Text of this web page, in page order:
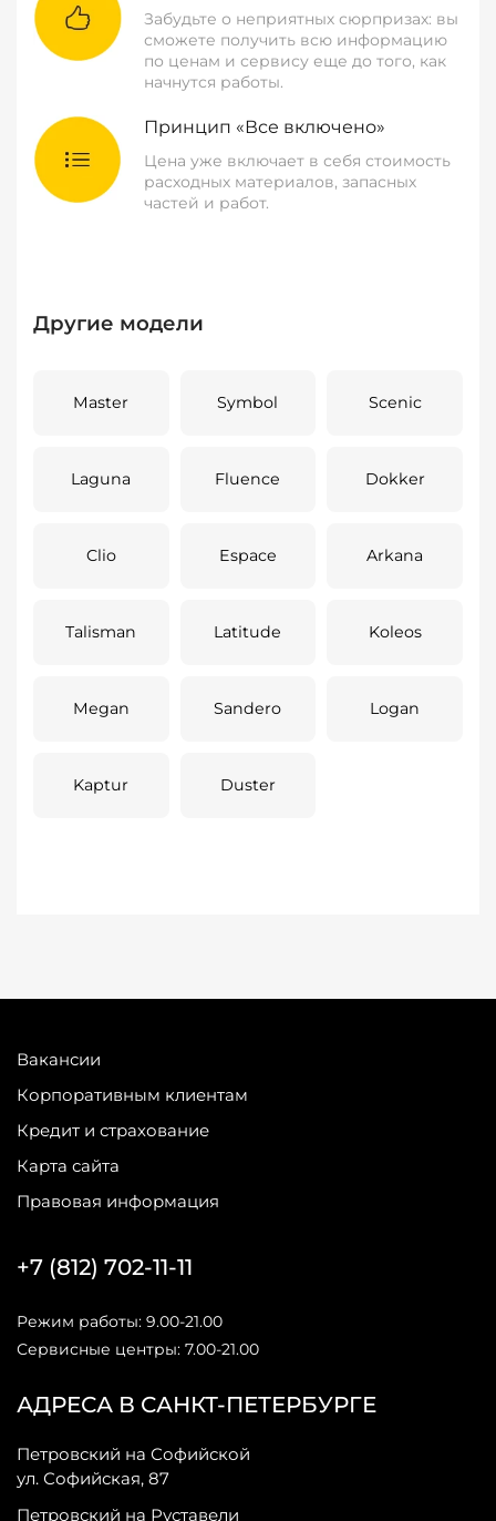
Забудьте о неприятных сюрпризах: вы
сможете получить всю информацию
по ценам и сервису еще до того, как
начнутся работы.
Принцип «Все включено»
Цена уже включает в себя стоимость
расходных материалов, запасных
частей и работ.
Другие модели
Master Symbol Scenic
Laguna Fluence Dokker
Clio Espace Arkana
Talisman Latitude Koleos
Megan Sandero Logan
Kaptur Duster
Вакансии
Корпоративным клиентам
Кредит и страхование
Карта сайта
Правовая информация
АДРЕСА В САНКТ-ПЕТЕРБУРГЕ
Петровский на Софийской
ул. Софийская, 87
Петровский на Руставели
+7 (812) 702-11-11
Режим работы: 9.00-21.00
Сервисные центры: 7.00-21.00